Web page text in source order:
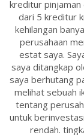
kreditur pinjaman
dari 5 kreditur
kehilangan
perusahaan
estat saya.
saya ditangkap
saya berhutang
melihat sebuah
tentang
untuk
rendah.